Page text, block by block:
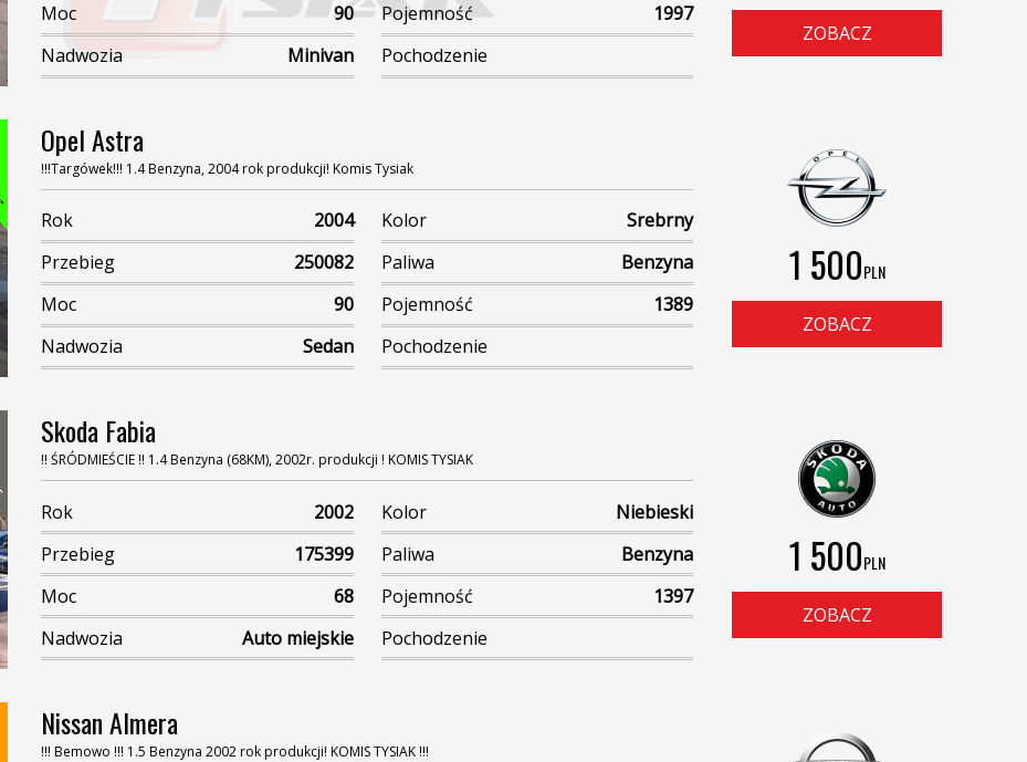
Moc
90 Pojemność
1997
Nadwozia
Minivan Pochodzenie
ZOBACZ
Opel Astra
!!!Targówek!!! 1.4 Benzyna, 2004 rok produkcji! Komis Tysiak
Rok 2004 Kolor
Srebrny
Przebieg
250082 Paliwa
Benzyna
Moc
90 Pojemność
1389
Nadwozia
Sedan Pochodzenie
1 500PLN
ZOBACZ
Skoda Fabia
!! ŚRÓDMIEŚCIE !! 1.4 Benzyna (68KM), 2002r. produkcji ! KOMIS TYSIAK
Rok 2002 Kolor
Niebieski
Przebieg
175399 Paliwa
Benzyna
Moc
68 Pojemność
1397
Nadwozia
Auto miejskie Pochodzenie
1 500PLN
ZOBACZ
Nissan Almera
!!! Bemowo !!! 1.5 Benzyna 2002 rok produkcji! KOMIS TYSIAK !!!